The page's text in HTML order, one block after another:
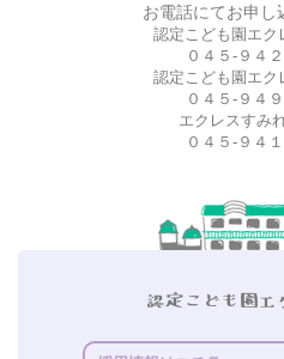
お電話にてお申し
認定こども園エク
０４５-９４
認定こども園エク
０４５-９４
エクレスすみ
０４５-９４